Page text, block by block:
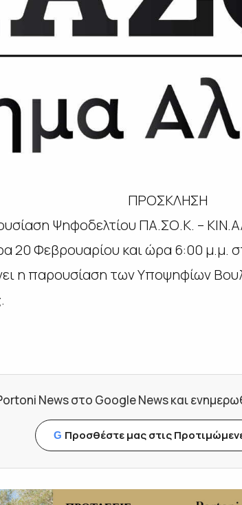
ΠΡΟΣΚΛΗΣΗ
Ψηφοδελτίου ΠΑ.ΣΟ.Κ. –
20 Φεβρουαρίου και ώρα 6:00 μ.μ.
η παρουσίαση των Υποψηφίων
News στο Google News και
G Προσθέστε μας στις